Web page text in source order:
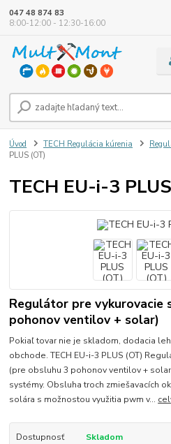
047 48 874 83
8:00-12:00 - 12:30-16:00
Úvod TECH Regulácia kúrenia
PLUS (OT)
TECH EU-i-3
Regulátor pre vykurovacie
pohonov ventilov + solar)
Pokiaľ tovar nie je skladom, dodacia
obchode. TECH EU-i-3 PLUS (OT)
(pre obsluhu 3 pohonov ventilov +
systémy. Obsluha troch zmiešavacích
solára s možnostou využitia pwm v...
Dostupnosť
Skladom